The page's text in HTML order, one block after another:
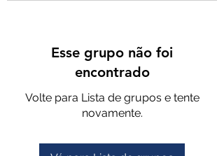
Esse grupo não foi
encontrado
Volte para Lista de grupos e tente
novamente.